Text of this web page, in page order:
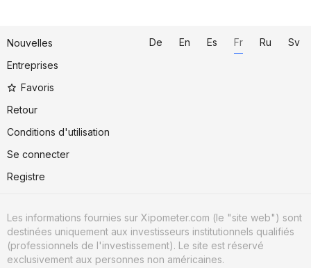
Nouvelles
Entreprises
Favoris
Retour
Conditions d'utilisation
Se connecter
Registre
De En Es Fr Ru Sv
Les informations fournies sur Xipometer.com (le "site web") sont
destinées uniquement aux investisseurs institutionnels qualifiés
(professionnels de l'investissement). Le site est réservé
exclusivement aux personnes non américaines.